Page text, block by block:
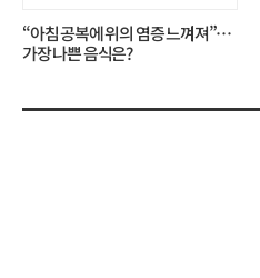
“아침 공복에 위의 염증 느껴져”…
가장 나쁜 음식은?